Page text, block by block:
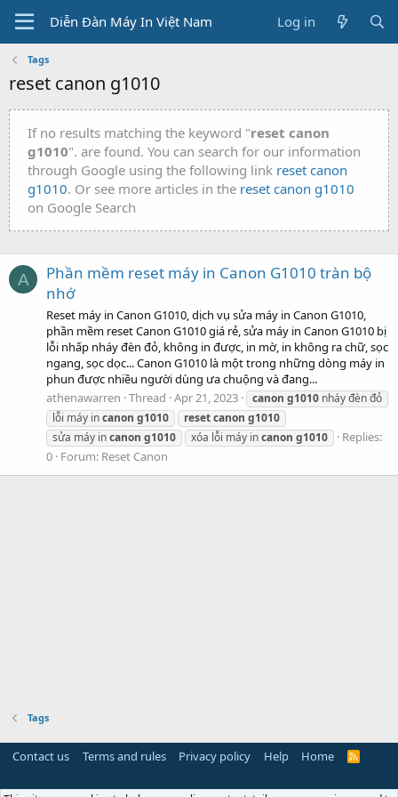
Diễn Đàn Máy In Việt Nam Log in
Tags
reset canon g1010
If no results matching the keyword "reset canon
g1010". are found. You can search for our information
through Google using the following link reset canon
g1010. Or see more articles in the reset canon g1010
on Google Search
A
Phần mềm reset máy in Canon G1010 tràn bộ
nhớ
Reset máy in Canon G1010, dịch vụ sửa máy in Canon G1010,
phần mềm reset Canon G1010 giá rẻ, sửa máy in Canon G1010 bị
lỗi nhấp nháy đèn đỏ, không in được, in mờ, in không ra chữ, sọc
ngang, sọc dọc... Canon G1010 là một trong những dòng máy in
phun được nhiều người dùng ưa chuộng và đang...
athenawarren Thread Apr 21, 2023 canon g1010 nháy đèn đỏ
lỗi máy incanon g1010 resetcanon g1010
sửa máy incanon g1010 xóa lỗi máy incanon g1010
Replies:
0 Forum: Reset Canon
Tags
Contact us Terms and rules Privacy policy Help Home
R